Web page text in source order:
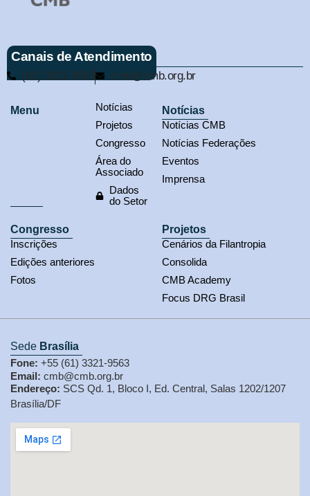
Canais de Atendimento
(61) 3321-9563 cmb@cmb.org.br
Menu
Notícias
Projetos
Congresso
Área do
Associado
Dados
do Setor
Notícias
Notícias CMB
Notícias Federações
Eventos
Imprensa
Congresso
Inscrições
Edições anteriores
Fotos
Projetos
Cenários da Filantropia
Consolida
CMB Academy
Focus DRG Brasil
Sede Brasília
Fone: +55 (61) 3321-9563
Email: cmb@cmb.org.br
Endereço: SCS Qd. 1, Bloco I, Ed. Central, Salas 1202/1207
Brasília/DF